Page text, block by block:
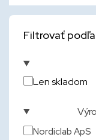
Filtrovať podľa
Len skladom
Nordiclab ApS